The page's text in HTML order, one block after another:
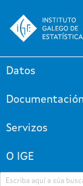
Datos
Documentación
Servizos
O IGE